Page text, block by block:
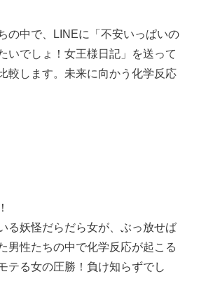
の中で、LINEに「不安いっぱいの
いでしょ！女王様日記」を送って
較します。未来に向かう化学反応
る妖怪だらだら女が、ぶっ放せば
男性たちの中で化学反応が起こる
テる女の圧勝！負け知らずでし